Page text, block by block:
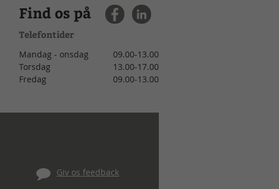
Find os på
Telefontider
Mandag - onsdag
09.00-13.00
Torsdag
13.00-17.00
Fredag
09.00-13.00
Giv os feedback